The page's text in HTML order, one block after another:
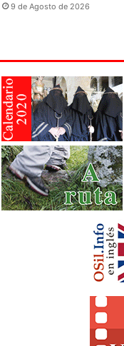
9 de Agosto de 2026